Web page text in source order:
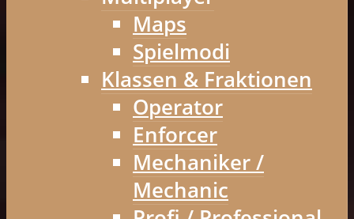
Maps
Spielmodi
Klassen & Fraktionen
Operator
Enforcer
Mechaniker /
Mechanic